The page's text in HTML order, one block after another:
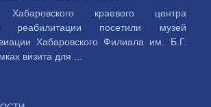
Хабаровского краевого центра
реабилитации посетили музей
Хабаровского Филиала им. Б.Г.
визита для ...